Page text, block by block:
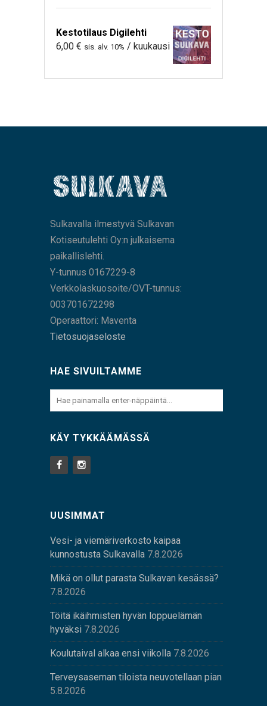
Kestotilaus Digilehti
6,00 € sis. alv. 10% / kuukausi
Sulkavalla ilmestyvä Sulkavan
Kotiseutulehti Oy:n julkaisema
paikallislehti.
Y-tunnus 0167229-8
Verkkolaskuosoite/OVT-tunnus:
003701672298
Operaattori: Maventa
Tietosuojaseloste
HAE SIVUILTAMME
KÄY TYKKÄÄMÄSSÄ
UUSIMMAT
Vesi- ja viemäriverkosto kaipaa
kunnostusta Sulkavalla 7.8.2026
Mikä on ollut parasta Sulkavan kesässä?
7.8.2026
Töitä ikäihmisten hyvän loppuelämän
hyväksi 7.8.2026
Koulutaival alkaa ensi viikolla 7.8.2026
Terveysaseman tiloista neuvotellaan pian
5.8.2026